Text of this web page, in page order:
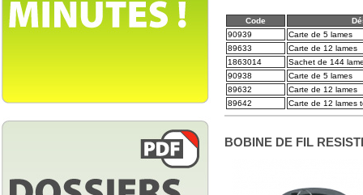
Code
90939
Carte de 5 lames
89633
Carte de 12 lames
1863014
Sachet de 144
90938
Carte de 5 lames
89632
Carte de 12 lames
89642
Carte de 12 lames
BOBINE DE FIL